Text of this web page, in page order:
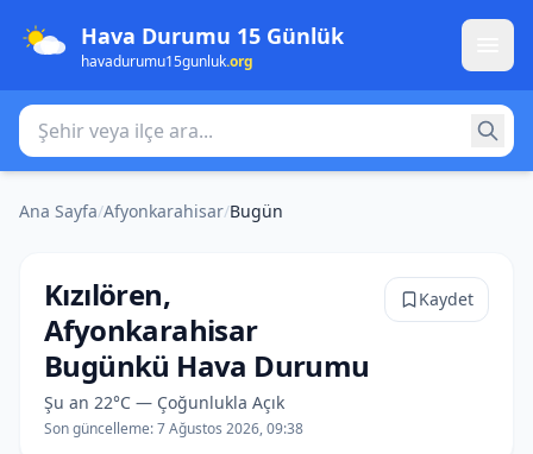
Hava Durumu 15 Günlük
havadurumu15gunluk.org
Şehir veya ilçe ara
Ana Sayfa/Afyonkarahisar/Bugün
Kızılören,
Afyonkarahisar
Bugünkü Hava Durumu
Şu an 22°C — Çoğunlukla Açık
Son güncelleme:7 Ağustos 2026, 09:38
Kaydet